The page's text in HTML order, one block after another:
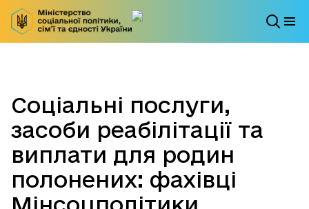
Соціальні послуги,
засоби реабілітації та
виплати для родин
полонених: фахівці